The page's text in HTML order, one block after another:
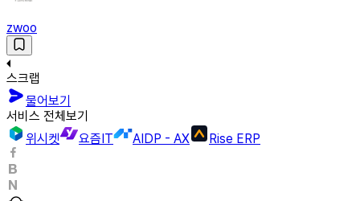
zwoo
스크랩
물어보기
서비스 전체보기
위시켓
요즘IT AIDP - AX Rise ERP